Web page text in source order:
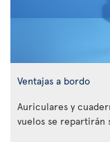
Ventajas a bordo
Auriculares y
vuelos se repartirán